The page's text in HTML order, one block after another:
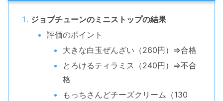
ジョブチューンのミニストップの結果
評価のポイント
大きな白玉ぜんざい（260円）⇒合格
とろけるティラミス（240円）⇒不合
格
もっちさんどチーズクリーム（130